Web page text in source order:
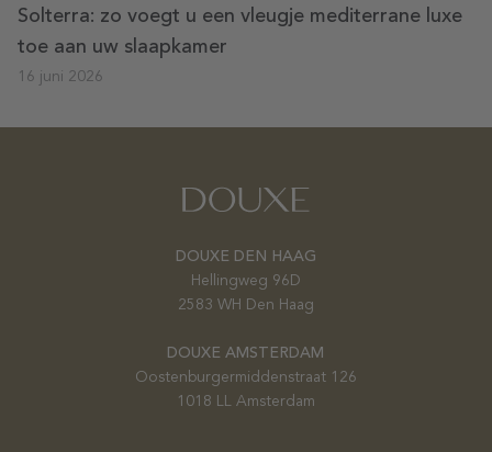
Solterra: zo voegt u een vleugje mediterrane luxe
toe aan uw slaapkamer
16 juni 2026
DOUXE DEN HAAG
Hellingweg 96D
2583 WH Den Haag
DOUXE AMSTERDAM
Oostenburgermiddenstraat 126
1018 LL Amsterdam